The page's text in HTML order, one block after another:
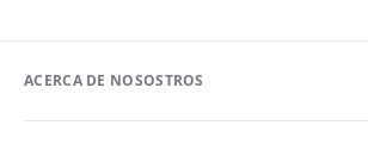
ACERCA DE NOSOSTROS